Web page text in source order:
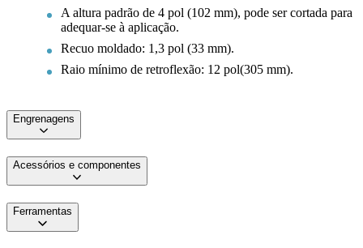
A altura padrão de 4 pol (102 mm), pode ser cortada para
adequar-se à aplicação.
Recuo moldado: 1,3 pol (33 mm).
Raio mínimo de retroflexão: 12 pol(305 mm).
Engrenagens
Acessórios e componentes
Ferramentas